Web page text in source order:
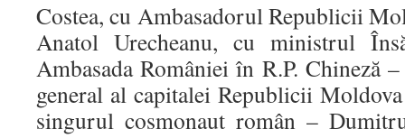
Costea, cu Ambasadorul Republicii
Anatol Urecheanu, cu ministrul
Ambasada României în R.P. Chineză
general al capitalei Republicii
singurul cosmonaut român –